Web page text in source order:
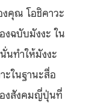
งคุณ โอชิคาวะ
งฉบับมังงะ ใน
นทำให้มังงะ
ะในฐานะสื่อ
งสังคมญี่ปุ่นที่